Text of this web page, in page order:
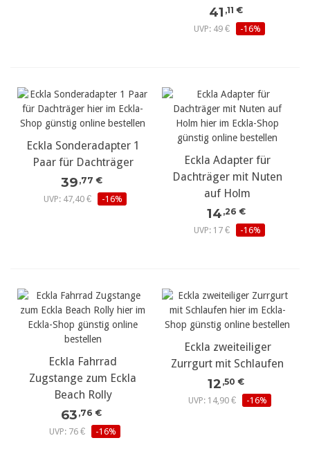
41 ,11 €
UVP: 49 €
-16%
Eckla Sonderadapter 1
Paar für Dachträger
39 ,77 €
UVP: 47,40 €
-16%
Eckla Adapter für
Dachträger mit Nuten
auf Holm
14 ,26 €
UVP: 17 €
-16%
Eckla Fahrrad
Zugstange zum Eckla
Beach Rolly
63 ,76 €
UVP: 76 €
-16%
Eckla zweiteiliger
Zurrgurt mit Schlaufen
12 ,50 €
UVP: 14,90 €
-16%